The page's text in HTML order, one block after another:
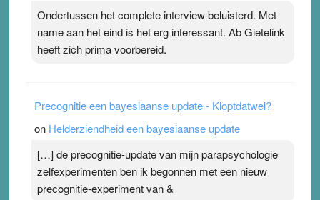
Pleisterplakkers in de topspsort ›[...]
Ondertussen het complete interview beluisterd. Met
name aan het eind is het erg interessant. Ab Gietelink
heeft zich prima voorbereid.
Precognitie een bayesiaanse update - Kloptdatwel?
on Helderziendheid een bayesiaanse update
[…] de precognitie-update van mijn parapsychologie
zelfexperimenten ben ik begonnen met een nieuw
precognitie-experiment van &